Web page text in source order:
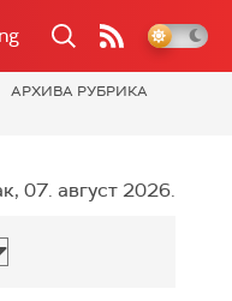
АРХИВА РУБРИКА
07. август 2026.